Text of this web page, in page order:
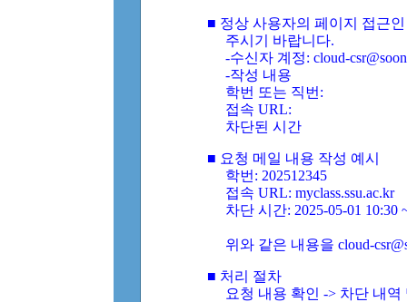
■ 정상 사용자의 페이지 접근
주시기 바랍니다.
-수신자 계정: cloud-
-작성 내용
학번 또는 직번:
접속 URL:
차단된 시간
■ 요청 메일 내용 작성 예시
학번: 202512345
접속 URL: myclass.ssu.ac.kr
차단 시간: 2025-05-01 10:30
위와 같은 내용을 cloud-
■ 처리 절차
요청 내용 확인 -> 차단 내